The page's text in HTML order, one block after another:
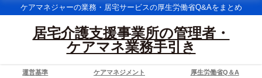
ケアマネジャーの業務・居宅サービスの厚生労働省Q&Aをまとめ
居宅介護支援事業所の管理者・
ケアマネ業務手引き
運営基準 ケアマネジメント 厚生労働省Q＆A